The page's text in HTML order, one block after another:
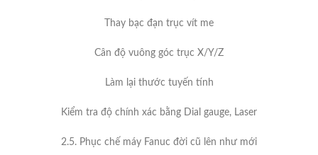
Thay bạc đạn trục vít me
Cân độ vuông góc trục X/Y/Z
Làm lại thước tuyến tính
Kiểm tra độ chính xác bằng Dial gauge, Laser
2.5. Phục chế máy Fanuc đời cũ lên như mới